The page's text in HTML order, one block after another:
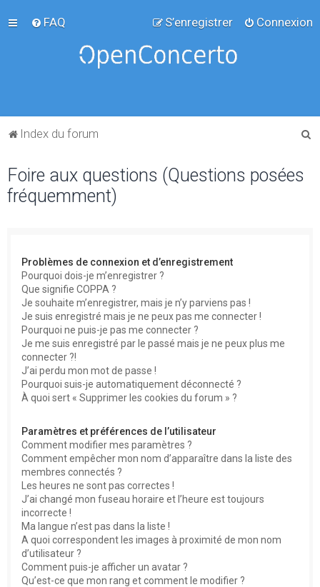
FAQ Connexion
S’enregistrer
Index du forum
Foire aux questions (Questions posées
fréquemment)
Problèmes de connexion et d’enregistrement
Pourquoi dois-je m’enregistrer ?
Que signifie COPPA ?
Je souhaite m’enregistrer, mais je n’y parviens pas !
Je suis enregistré mais je ne peux pas me connecter !
Pourquoi ne puis-je pas me connecter ?
Je me suis enregistré par le passé mais je ne peux plus me
connecter ?!
J’ai perdu mon mot de passe !
Pourquoi suis-je automatiquement déconnecté ?
À quoi sert « Supprimer les cookies du forum » ?
Paramètres et préférences de l’utilisateur
Comment modifier mes paramètres ?
Comment empêcher mon nom d’apparaître dans la liste des
membres connectés ?
Les heures ne sont pas correctes !
J’ai changé mon fuseau horaire et l’heure est toujours
incorrecte !
Ma langue n’est pas dans la liste !
A quoi correspondent les images à proximité de mon nom
d’utilisateur ?
Comment puis-je afficher un avatar ?
Qu’est-ce que mon rang et comment le modifier ?